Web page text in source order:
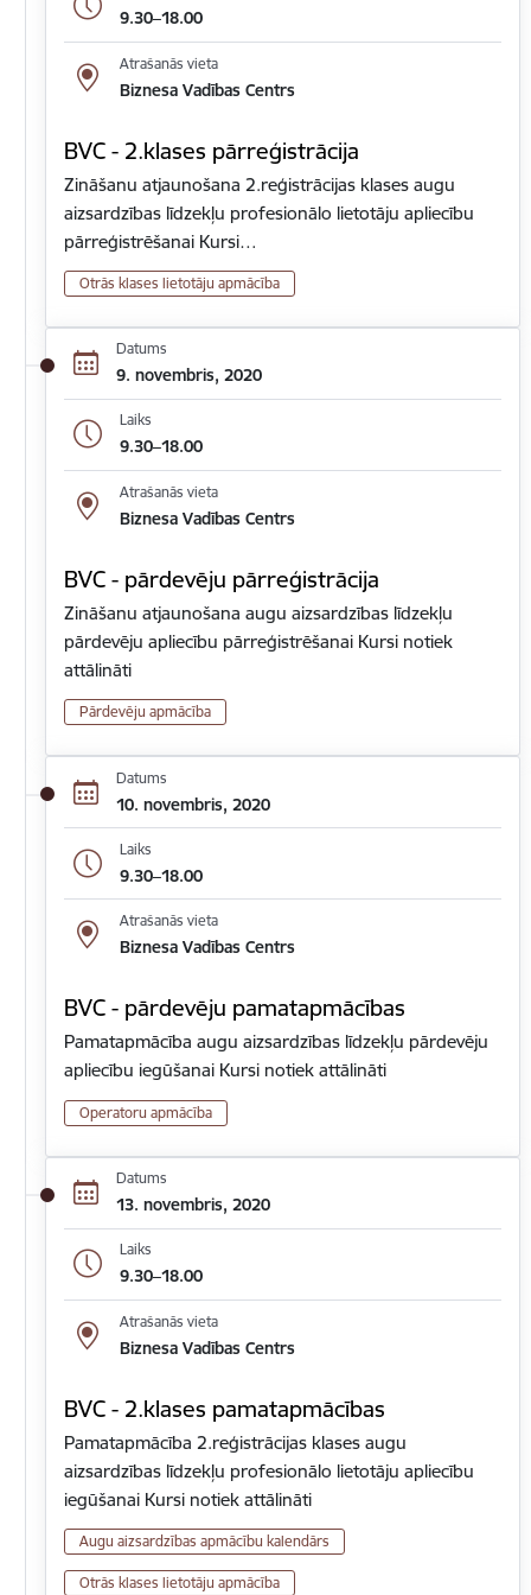
9.30–18.00
Atrašanās vieta
Biznesa Vadības Centrs
BVC - 2.klases pārreģistrācija
Zināšanu atjaunošana 2.reģistrācijas klases augu
aizsardzības līdzekļu profesionālo lietotāju apliecību
pārreģistrēšanai Kursi…
Otrās klases lietotāju apmācība
Datums
9. novembris, 2020
Laiks
9.30–18.00
Atrašanās vieta
Biznesa Vadības Centrs
BVC - pārdevēju pārreģistrācija
Zināšanu atjaunošana augu aizsardzības līdzekļu
pārdevēju apliecību pārreģistrēšanai Kursi notiek
attālināti
Pārdevēju apmācība
Datums
10. novembris, 2020
Laiks
9.30–18.00
Atrašanās vieta
Biznesa Vadības Centrs
BVC - pārdevēju pamatapmācības
Pamatapmācība augu aizsardzības līdzekļu pārdevēju
apliecību iegūšanai Kursi notiek attālināti
Operatoru apmācība
Datums
13. novembris, 2020
Laiks
9.30–18.00
Atrašanās vieta
Biznesa Vadības Centrs
BVC - 2.klases pamatapmācības
Pamatapmācība 2.reģistrācijas klases augu
aizsardzības līdzekļu profesionālo lietotāju apliecību
iegūšanai Kursi notiek attālināti
Augu aizsardzības apmācību kalendārs
Otrās klases lietotāju apmācība